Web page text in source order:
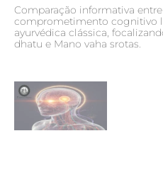
Comparação informativa
comprometimento cognitivo
ayurvédica clássica,
dhatu e Mano vaha srotas.